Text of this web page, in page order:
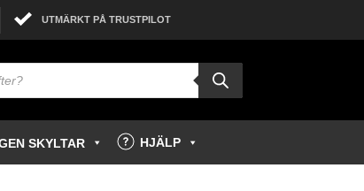
UTMÄRKT PÅ TRUSTPILOT
SKYLTAR HJÄLP